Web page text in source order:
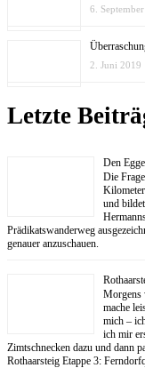
6.
2. Juni 2019
Letzte
Den
Die
und
Prädikatswanderweg
genauer anzuschauen.
Morgens
mache
mich –
ich mir
Zimtschnecken dazu und dann
Rothaarsteig Etappe 3: